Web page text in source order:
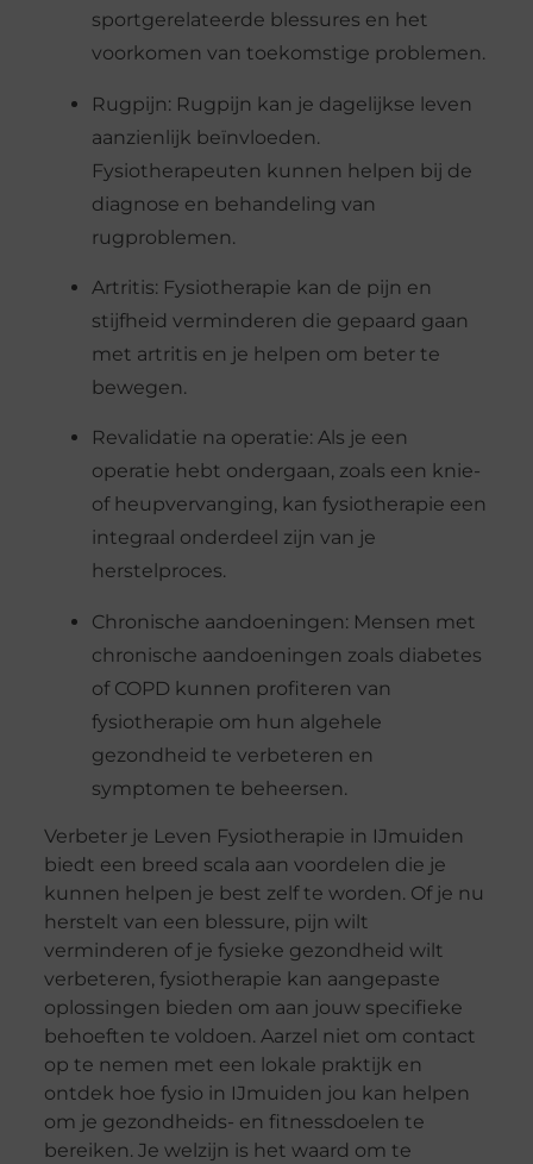
sportgerelateerde blessures en het
voorkomen van toekomstige problemen.
Rugpijn: Rugpijn kan je dagelijkse leven
aanzienlijk beïnvloeden.
Fysiotherapeuten kunnen helpen bij de
diagnose en behandeling van
rugproblemen.
Artritis: Fysiotherapie kan de pijn en
stijfheid verminderen die gepaard gaan
met artritis en je helpen om beter te
bewegen.
Revalidatie na operatie: Als je een
operatie hebt ondergaan, zoals een knie-
of heupvervanging, kan fysiotherapie een
integraal onderdeel zijn van je
herstelproces.
Chronische aandoeningen: Mensen met
chronische aandoeningen zoals diabetes
of COPD kunnen profiteren van
fysiotherapie om hun algehele
gezondheid te verbeteren en
symptomen te beheersen.
Verbeter je Leven Fysiotherapie in IJmuiden
biedt een breed scala aan voordelen die je
kunnen helpen je best zelf te worden. Of je nu
herstelt van een blessure, pijn wilt
verminderen of je fysieke gezondheid wilt
verbeteren, fysiotherapie kan aangepaste
oplossingen bieden om aan jouw specifieke
behoeften te voldoen. Aarzel niet om contact
op te nemen met een lokale praktijk en
ontdek hoe fysio in IJmuiden jou kan helpen
om je gezondheids- en fitnessdoelen te
bereiken. Je welzijn is het waard om te